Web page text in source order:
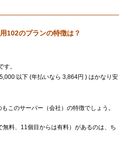
102のプランの特徴は？
。
以下 (年払いなら 3,864円 ) はかなり安
このサーバー（会社）の特徴でしょう。
無料、11個目からは有料）があるのは、ち